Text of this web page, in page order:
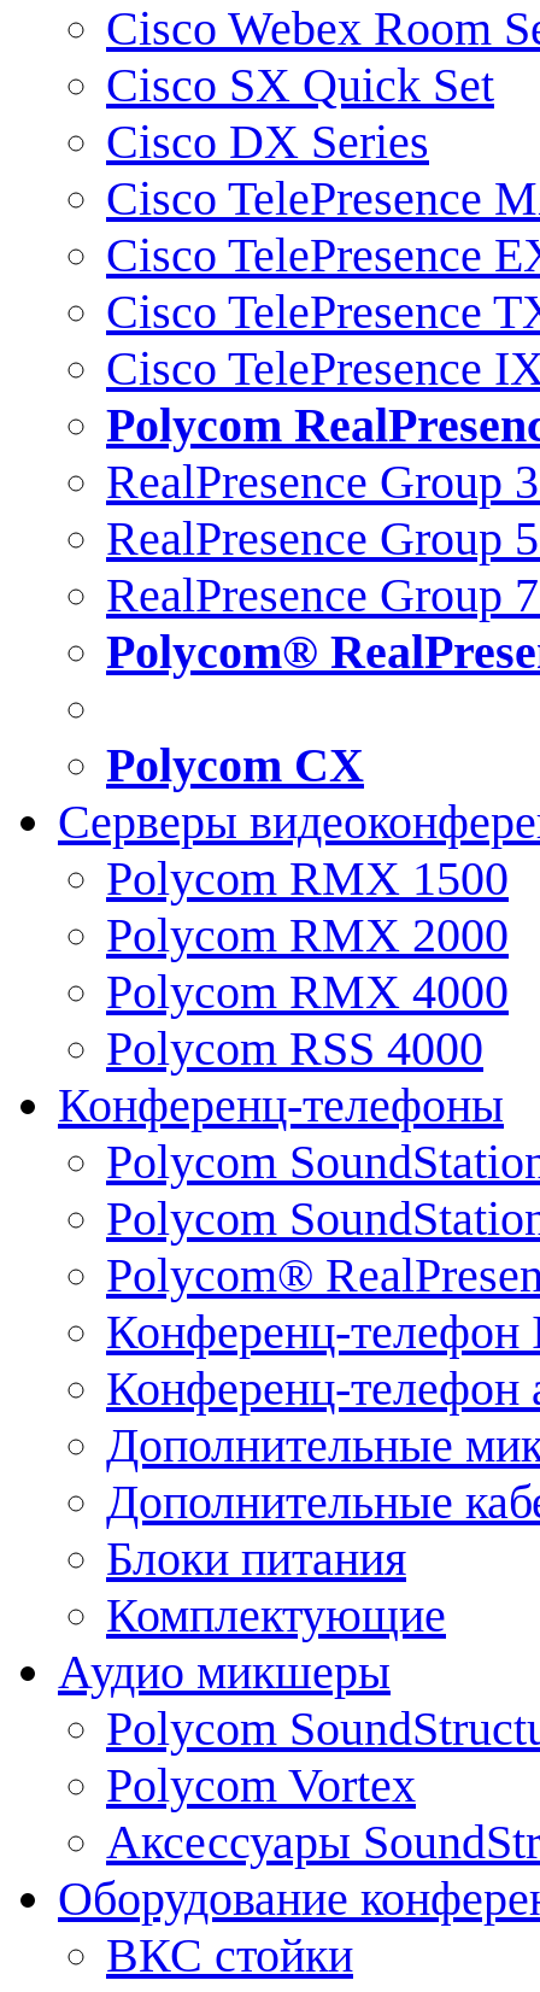
Cisco Webex Room
Cisco SX Quick Set
Cisco DX Series
Cisco TelePresence
Cisco TelePresence
Cisco TelePresence
Cisco TelePresence
Polycom
RealPresence Group
RealPresence Group
RealPresence Group
Polycom®
Polycom CX
Серверы
Polycom RMX 1500
Polycom RMX 2000
Polycom RMX 4000
Polycom RSS 4000
Конференц-телефоны
Polycom
Polycom
Polycom®
Конференц-телефон
Конференц-телефон
Дополнительные
Дополнительные
Блоки питания
Комплектующие
Аудио микшеры
Polycom
Polycom Vortex
Аксессуары
Оборудование
ВКС стойки